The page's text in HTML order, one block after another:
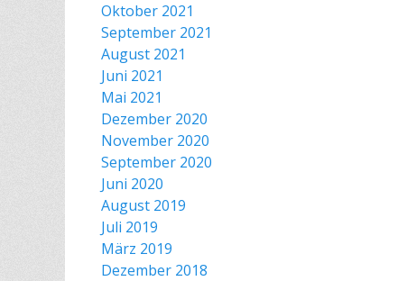
Oktober 2021
September 2021
August 2021
Juni 2021
Mai 2021
Dezember 2020
November 2020
September 2020
Juni 2020
August 2019
Juli 2019
März 2019
Dezember 2018